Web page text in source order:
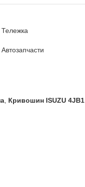
Тележка
Автозапчасти
Кривошин ISUZU 4JB1